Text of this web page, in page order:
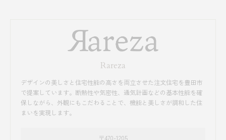
Rareza
デザインの美しさと住宅性能の高さを両立させた注文住宅を豊田市
で提案しています。断熱性や気密性、通気計画などの基本性能を確
保しながら、外観にもこだわることで、機能と美しさが調和した住
まいを実現します。
〒470-1205